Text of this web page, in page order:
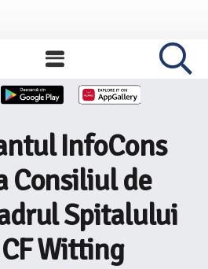
InfoCons
Consiliul de
Spitalului
Witting